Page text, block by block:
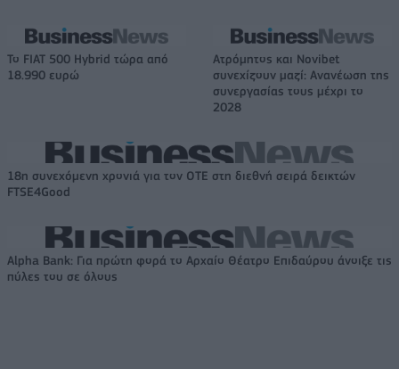
Το FIAT 500 Hybrid τώρα από
18.990 ευρώ
Ατρόμητος και Novibet
συνεχίζουν μαζί: Ανανέωση της
συνεργασίας τους μέχρι το
2028
18η συνεχόμενη χρονιά για τον ΟΤΕ στη διεθνή σειρά δεικτών
FTSE4Good
Alpha Bank: Για πρώτη φορά το Αρχαίο Θέατρο Επιδαύρου άνοιξε τις
πύλες του σε όλους